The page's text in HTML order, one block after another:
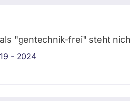
"gentechnik-frei" steht
- 2024